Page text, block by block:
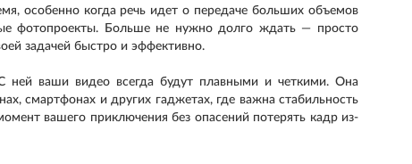
особенно когда речь идет о передаче больших объемов
фотопроекты. Больше не нужно долго ждать — просто
задачей быстро и эффективно.
ней ваши видео всегда будут плавными и четкими. Она
смартфонах и других гаджетах, где важна стабильность
вашего приключения без опасений потерять кадр из-